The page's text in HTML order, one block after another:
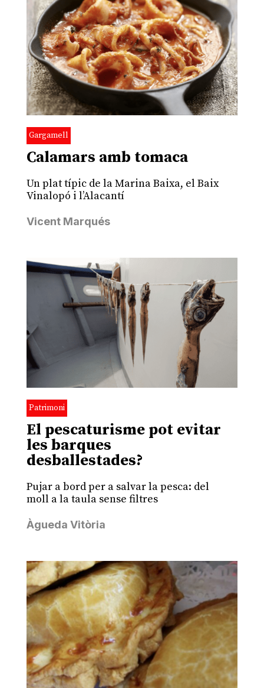
Gargamell
Calamars amb tomaca
Un plat típic de la Marina Baixa, el Baix
Vinalopó i l’Alacantí
Vicent Marqués
Patrimoni
El pescaturisme pot evitar
les barques
desballestades?
Pujar a bord per a salvar la pesca: del
moll a la taula sense filtres
Àgueda Vitòria